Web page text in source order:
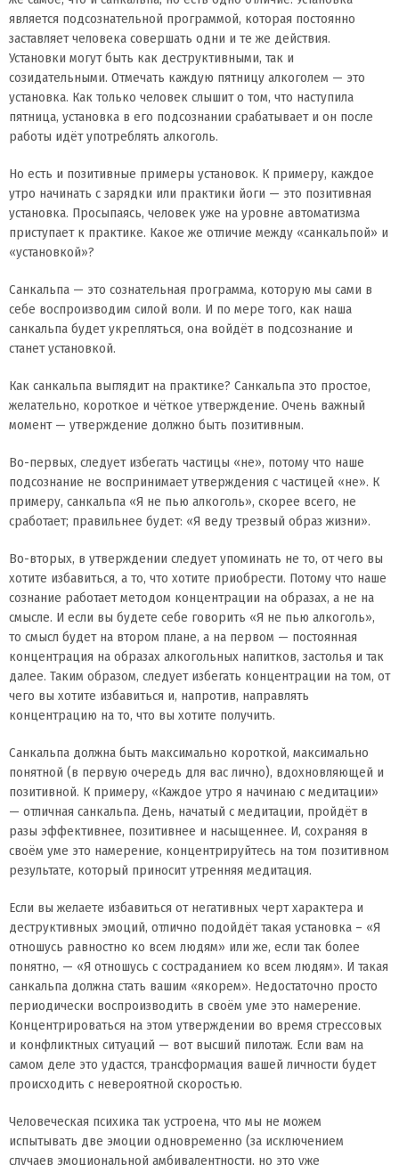
является подсознательной программой, которая постоянно
заставляет человека совершать одни и те же действия.
Установки могут быть как деструктивными, так и
созидательными. Отмечать каждую пятницу алкоголем — это
установка. Как только человек слышит о том, что наступила
пятница, установка в его подсознании срабатывает и он после
работы идёт употреблять алкоголь.
Но есть и позитивные примеры установок. К примеру, каждое
утро начинать с зарядки или практики йоги — это позитивная
установка. Просыпаясь, человек уже на уровне автоматизма
приступает к практике. Какое же отличие между «санкальпой» и
«установкой»?
Санкальпа — это сознательная программа, которую мы сами в
себе воспроизводим силой воли. И по мере того, как наша
санкальпа будет укрепляться, она войдёт в подсознание и
станет установкой.
Как санкальпа выглядит на практике? Санкальпа это простое,
желательно, короткое и чёткое утверждение. Очень важный
момент — утверждение должно быть позитивным.
Во-первых, следует избегать частицы «не», потому что наше
подсознание не воспринимает утверждения с частицей «не». К
примеру, санкальпа «Я не пью алкоголь», скорее всего, не
сработает; правильнее будет: «Я веду трезвый образ жизни».
Во-вторых, в утверждении следует упоминать не то, от чего вы
хотите избавиться, а то, что хотите приобрести. Потому что наше
сознание работает методом концентрации на образах, а не на
смысле. И если вы будете себе говорить «Я не пью алкоголь»,
то смысл будет на втором плане, а на первом — постоянная
концентрация на образах алкогольных напитков, застолья и так
далее. Таким образом, следует избегать концентрации на том, от
чего вы хотите избавиться и, напротив, направлять
концентрацию на то, что вы хотите получить.
Санкальпа должна быть максимально короткой, максимально
понятной (в первую очередь для вас лично), вдохновляющей и
позитивной. К примеру, «Каждое утро я начинаю с медитации»
— отличная санкальпа. День, начатый с медитации, пройдёт в
разы эффективнее, позитивнее и насыщеннее. И, сохраняя в
своём уме это намерение, концентрируйтесь на том позитивном
результате, который приносит утренняя медитация.
Если вы желаете избавиться от негативных черт характера и
деструктивных эмоций, отлично подойдёт такая установка – «Я
отношусь равностно ко всем людям» или же, если так более
понятно, — «Я отношусь с состраданием ко всем людям». И такая
санкальпа должна стать вашим «якорем». Недостаточно просто
периодически воспроизводить в своём уме это намерение.
Концентрироваться на этом утверждении во время стрессовых
и конфликтных ситуаций — вот высший пилотаж. Если вам на
самом деле это удастся, трансформация вашей личности будет
происходить с невероятной скоростью.
Человеческая психика так устроена, что мы не можем
испытывать две эмоции одновременно (за исключением
случаев эмоциональной амбивалентности, но это уже